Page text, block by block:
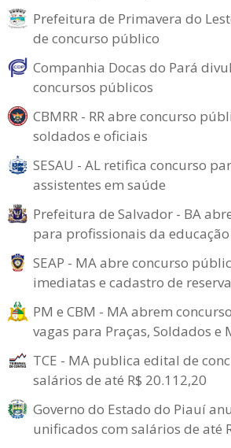
Prefeitura de Primavera do
de concurso público
Companhia Docas do Pará
concursos públicos
CBMRR - RR abre concurso
soldados e oficiais
SESAU - AL retifica concurso
assistentes em saúde
Prefeitura de Salvador - BA
para profissionais da educação
SEAP - MA abre concurso
imediatas e cadastro de reserva
PM e CBM - MA abrem
vagas para Praças, Soldados e
TCE - MA publica edital de
salários de até R$ 20.112,20
Governo do Estado do Piauí
unificados com salários de até